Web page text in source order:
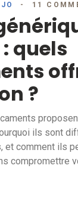
11
quels
?
ils sont
et comment ils
compromettre